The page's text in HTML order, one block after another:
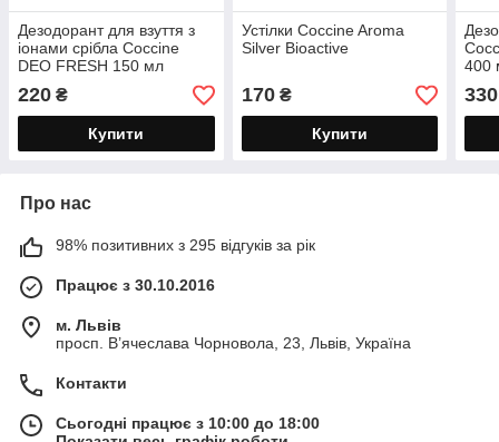
Дезодорант для взуття з
іонами срібла Coccine
DEO FRESH 150 мл
220 ₴
Купити
Устілки Coccine Aroma
Silver Bioactive
170₴
Купити
400
330
Про нас
98% позитивних з 295 відгуків за рік
Працює з 30.10.2016
м. Львів
просп. В’ячеслава Чорновола, 23, Львів, Україна
Контакти
Сьогодні працює з 10:00 до 18:00